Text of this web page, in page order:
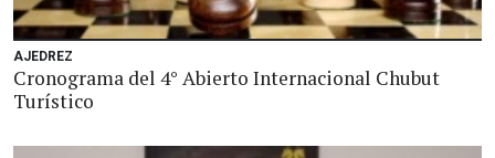
AJEDREZ
Cronograma del 4° Abierto Internacional Chubut
Turístico